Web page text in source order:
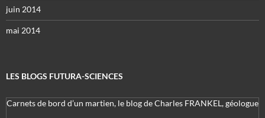
juin 2014
mai 2014
LES BLOGS FUTURA-SCIENCES
Carnets de bord d’un martien, le blog de Charles FRANKEL, géologue